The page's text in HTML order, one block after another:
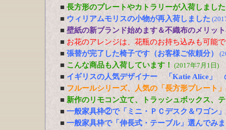
■ 長方形のプレートやカトラリーが入荷しました
■ ウィリアムモリスの小物が再入荷しました
■ 壁紙の新ブランド始めます＆不織布のメリッ
■ お花のアレンジは、花瓶のお持ち込みも可能
■ 張替が完了した椅子です（お客様ご依頼分）
■ こんな商品も入荷しています！ (2017年7月1日)
■ イギリスの人気デザイナー 「Katie Alice」
■ フルールシリーズ、人気の「長方形プレート
■ 新作のリモコン立て、トラッシュボックス、
■ 一般家具枠②で「ミニ・ＰＣデスク＆ワゴン
■ 一般家具枠で「伸長式・テーブル」選んでみ